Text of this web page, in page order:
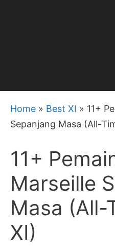
Home » Best XI » 11+
Sepanjang Masa (All-
11+
Marseille
Masa (All-
XI)